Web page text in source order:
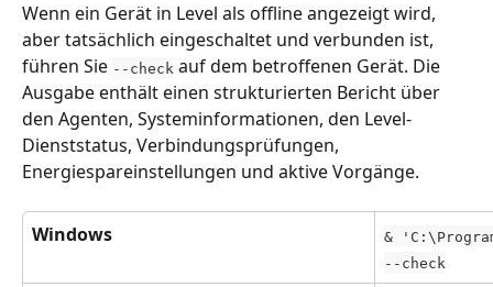
Wenn ein Gerät in Level als offline angezeigt wird,
aber tatsächlich eingeschaltet und verbunden ist,
führen Sie --check auf dem betroffenen Gerät. Die
Ausgabe enthält einen strukturierten Bericht über
den Agenten, Systeminformationen, den Level-
Dienststatus, Verbindungsprüfungen,
Energiespareinstellungen und aktive Vorgänge.
Windows
&
--check